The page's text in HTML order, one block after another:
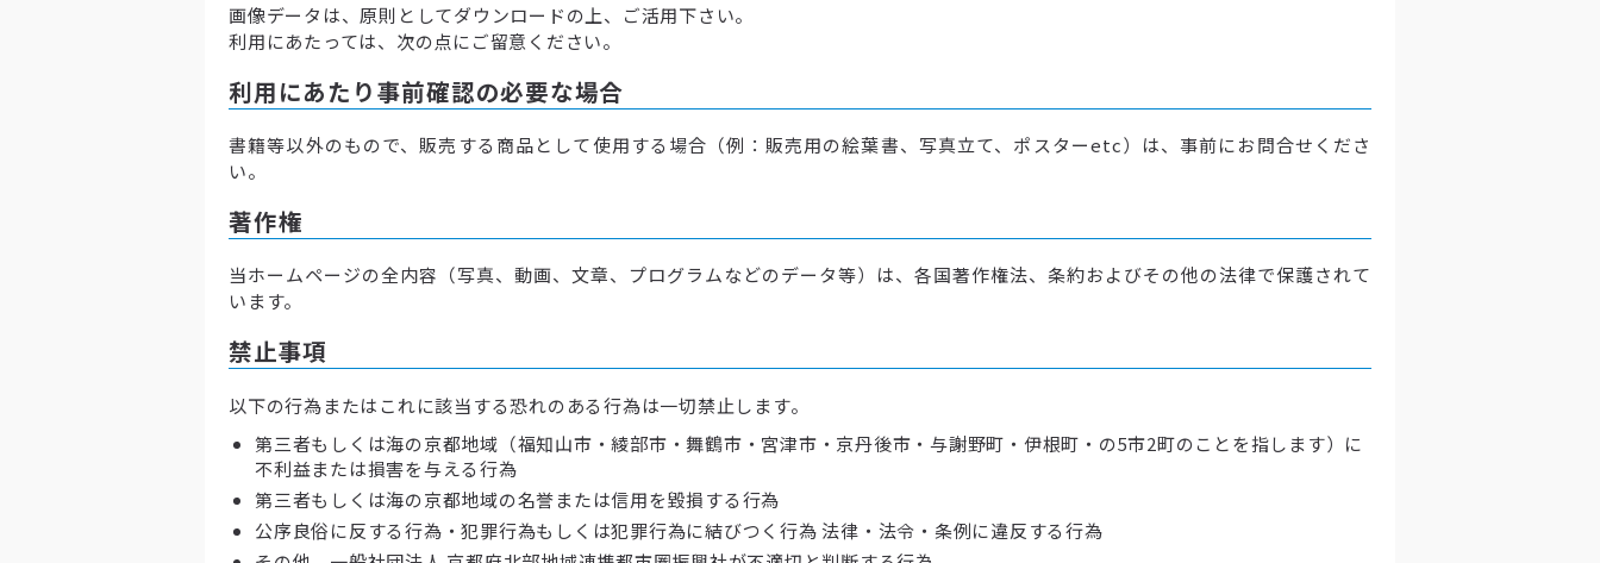
画像データは、原則としてダウンロードの上、ご活用下さい。
利用にあたっては、次の点にご留意ください。
利用にあたり事前確認の必要な場合
書籍等以外のもので、販売する商品として使用する場合（例：販売用の絵葉書、写真立て、ポスターetc）は、事前にお問合せくださ
い。
著作権
当ホームページの全内容（写真、動画、文章、プログラムなどのデータ等）は、各国著作権法、条約およびその他の法律で保護されて
います。
禁止事項
以下の行為またはこれに該当する恐れのある行為は一切禁止します。
第三者もしくは海の京都地域（福知山市・綾部市・舞鶴市・宮津市・京丹後市・与謝野町・伊根町・の5市2町のことを指します）に
不利益または損害を与える行為
第三者もしくは海の京都地域の名誉または信用を毀損する行為
公序良俗に反する行為・犯罪行為もしくは犯罪行為に結びつく行為 法律・法令・条例に違反する行為